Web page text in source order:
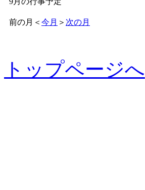
前の月 ＜ 今月 ＞ 次の月
トップページへ